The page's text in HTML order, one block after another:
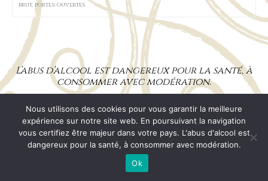
brut, portes-ouvertes
L’abus d’alcool est dangereux pour la santé, à
consommer avec modération.
Mentions Légales CGV RGPD Plan de site
© 2026 Champagne Pascal MACHET
Nous utilisons des cookies pour vous garantir la meilleure
expérience sur notre site web. En poursuivant la navigation
vous certifiez être majeur dans votre pays. L'abus d'alcool est
dangereux pour la santé, à consommer avec modération.
Ok